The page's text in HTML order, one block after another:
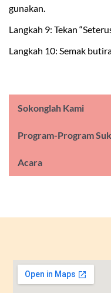
Sokonglah Kami
Program-Program
Acara
gunakan.
Langkah 9: Tekan
Langkah 10: Semak